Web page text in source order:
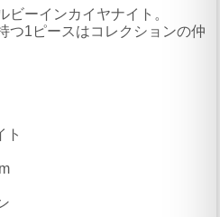
ビーインカイヤナイト。
つ1ピースはコレクションの仲
ト